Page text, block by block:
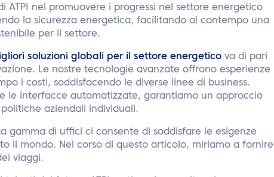
nel promuovere i progressi nel settore energetico
la sicurezza energetica, facilitando al contempo una
per il settore.
soluzioni globali per il settore energetico va di pari
Le nostre tecnologie avanzate offrono esperienze
i costi, soddisfacendo le diverse linee di business.
le interfacce automatizzate, garantiamo un approccio
aziendali individuali.
gamma di uffici ci consente di soddisfare le esigenze
il mondo. Nel corso di questo articolo, miriamo a fornire
viaggi.